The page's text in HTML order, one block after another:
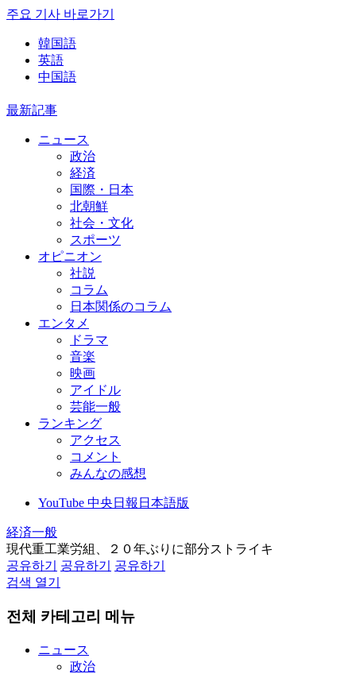
주요 기사 바로가기
韓国語
英語
中国語
最新記事
ニュース
政治
経済
国際・日本
北朝鮮
社会・文化
スポーツ
オピニオン
社説
コラム
日本関係のコラム
エンタメ
ドラマ
音楽
映画
アイドル
芸能一般
ランキング
アクセス
コメント
みんなの感想
YouTube 中央日報日本語版
経済一般
現代重工業労組、２０年ぶりに部分ストライキ
공유하기
공유하기
공유하기
검색 열기
전체 카테고리 메뉴
ニュース
政治